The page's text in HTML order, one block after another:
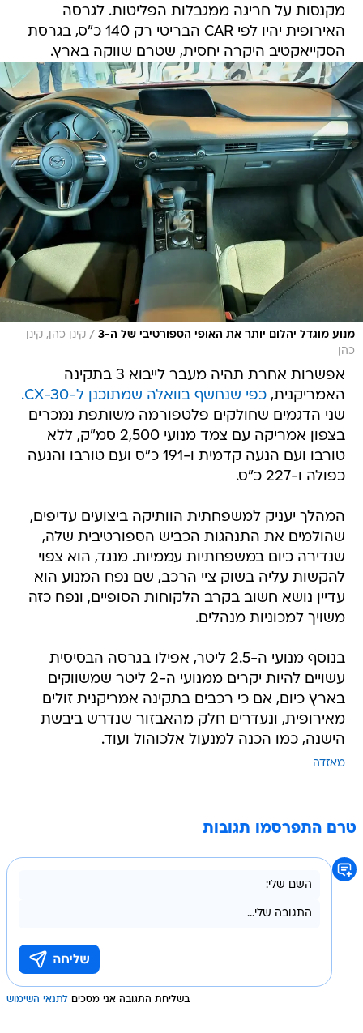
מקנסות על חריגה ממגבלות הפליטות. לגרסה
האירופית יהיו לפי CAR הבריטי רק 140 כ"ס, בגרסת
הסקייאקטיב היקרה יחסית, שטרם שווקה בארץ.
מנוע מוגדל יהלום יותר את האופי הספורטיבי של ה-3 / קינן כהן, קינן
כהן
אפשרות אחרת תהיה מעבר לייבוא 3 בתקינה
האמריקנית,כפי שנחשף בוואלה שמתוכנן ל-CX-30.
שני הדגמים שחולקים פלטפורמה משותפת נמכרים
בצפון אמריקה עם צמד מנועי 2,500 סמ"ק, ללא
טורבו ועם הנעה קדמית ו-191 כ"ס ועם טורבו והנעה
כפולה ו-227 כ"ס.
המהלך יעניק למשפחתית הוותיקה ביצועים עדיפים,
שהולמים את התנהגות הכביש הספורטיבית שלה,
שנדירה כיום במשפחתיות עממיות. מנגד, הוא צפוי
להקשות עליה בשוק ציי הרכב, שם נפח המנוע הוא
עדיין נושא חשוב בקרב הלקוחות הסופיים, ונפח כזה
משויך למכוניות מנהלים.
בנוסף מנועי ה-2.5 ליטר, אפילו בגרסה הבסיסית
עשויים להיות יקרים ממנועי ה-2 ליטר שמשווקים
בארץ כיום, אם כי רכבים בתקינה אמריקנית זולים
מאירופית, ונעדרים חלק מהאבזור שנדרש ביבשת
הישנה, כמו הכנה למנעול אלכוהול ועוד.
מאזדה
טרם התפרסמו תגובות
בשליחת התגובה אני מסכים לתנאי השימוש